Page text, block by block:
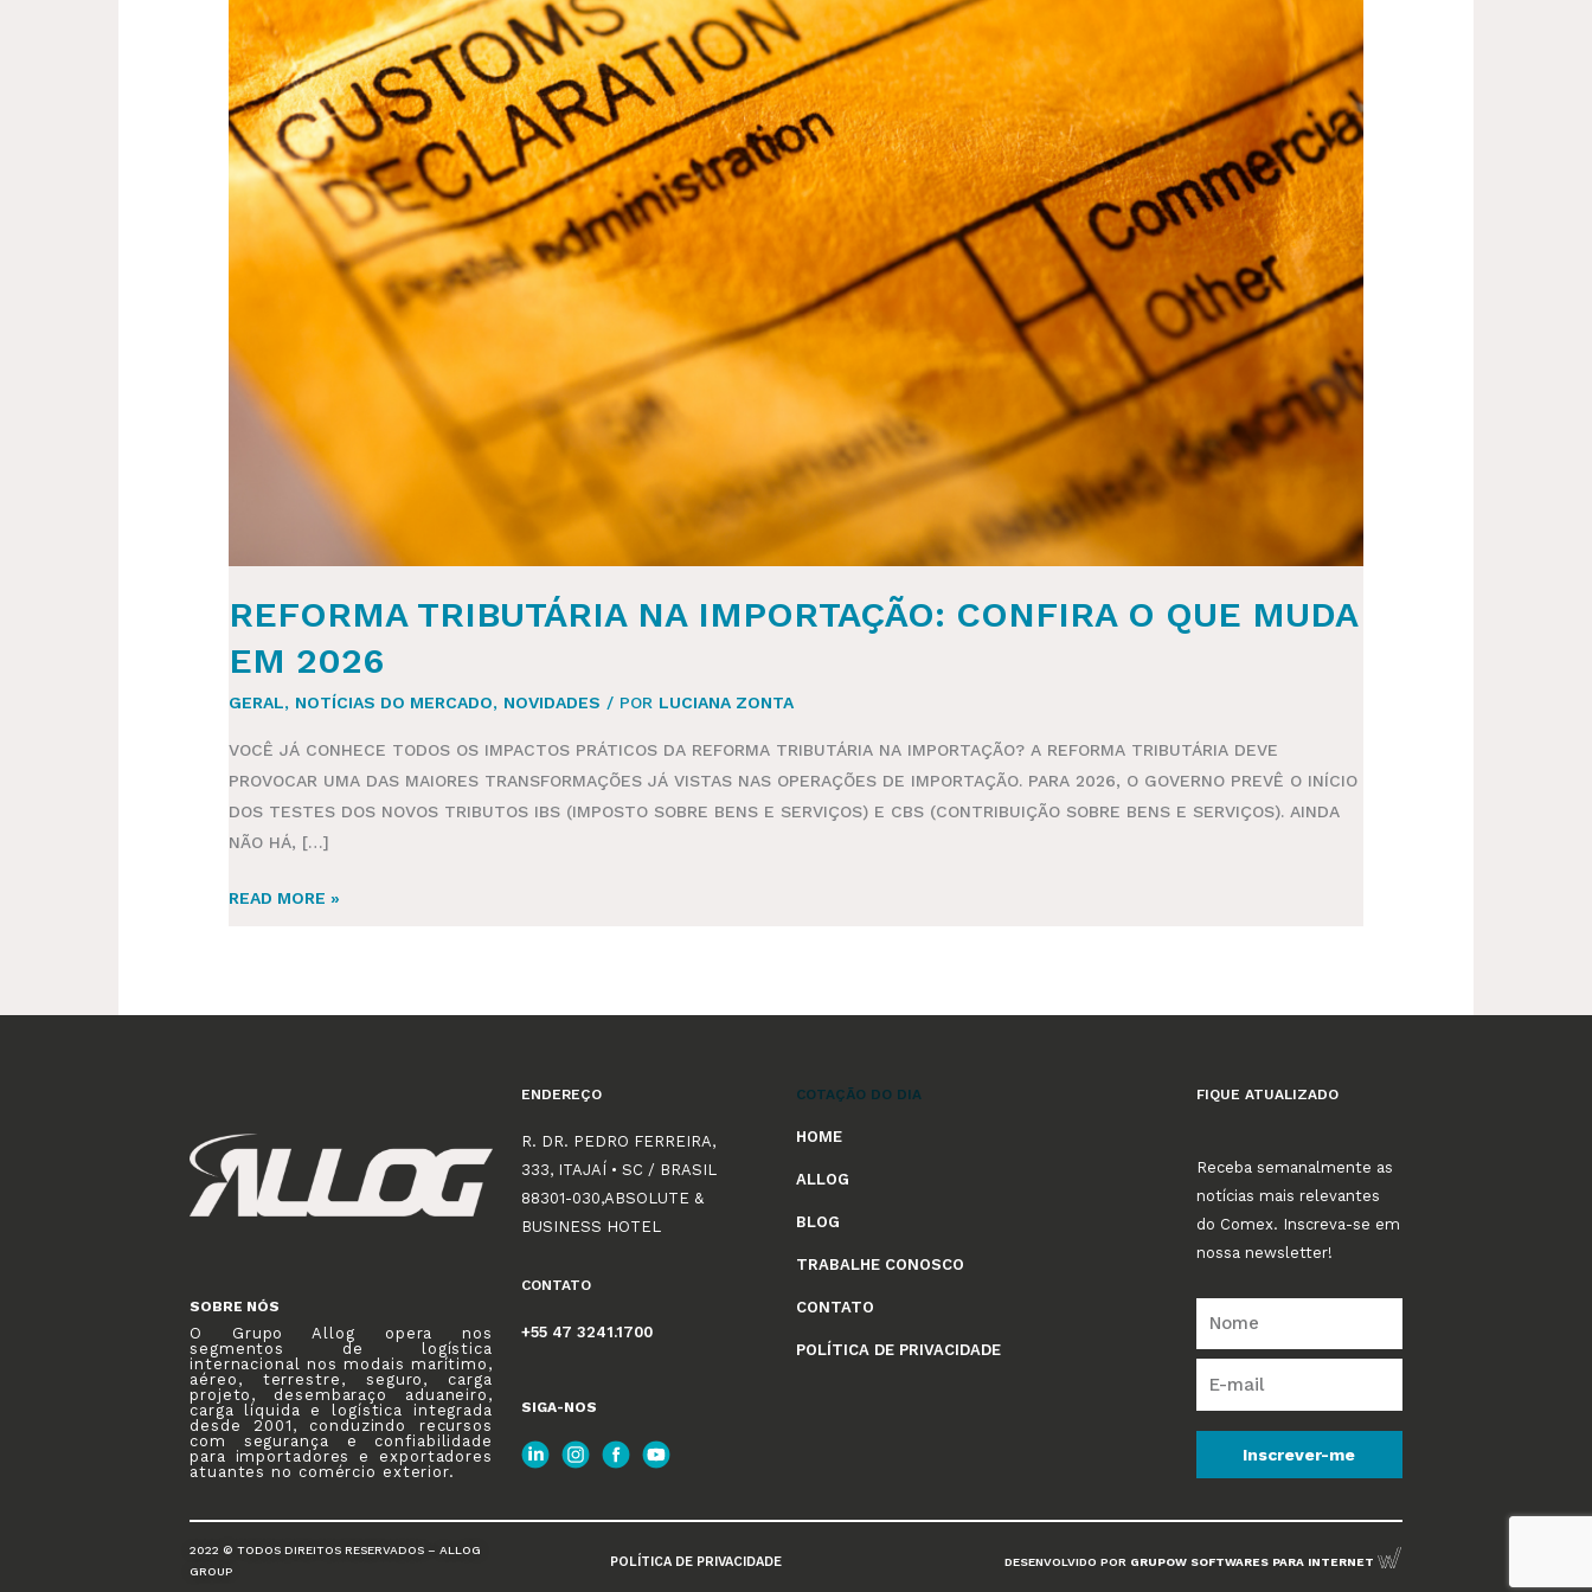
REFORMA TRIBUTÁRIA NA IMPORTAÇÃO: CONFIRA O QUE MUDA
EM 2026
GERAL, NOTÍCIAS DO MERCADO, NOVIDADES / POR LUCIANA ZONTA
VOCÊ JÁ CONHECE TODOS OS IMPACTOS PRÁTICOS DA REFORMA TRIBUTÁRIA NA IMPORTAÇÃO? A REFORMA TRIBUTÁRIA DEVE
PROVOCAR UMA DAS MAIORES TRANSFORMAÇÕES JÁ VISTAS NAS OPERAÇÕES DE IMPORTAÇÃO. PARA 2026, O GOVERNO PREVÊ O INÍCIO
DOS TESTES DOS NOVOS TRIBUTOS IBS (IMPOSTO SOBRE BENS E SERVIÇOS) E CBS (CONTRIBUIÇÃO SOBRE BENS E SERVIÇOS). AINDA
NÃO HÁ, […]
O
QUE
MUDA
EM
2026
READ MORE »
SOBRE NÓS
O Grupo Allog opera nos
segmentos de logística
internacional nos modais marítimo,
aéreo, terrestre, seguro, carga
projeto, desembaraço aduaneiro,
carga líquida e logística integrada
desde 2001, conduzindo recursos
com segurança e confiabilidade
para importadores e exportadores
atuantes no comércio exterior.
ENDEREÇO
R. DR. PEDRO FERREIRA,
333, ITAJAÍ • SC / BRASIL
88301-030,ABSOLUTE &
BUSINESS HOTEL
CONTATO
+55 47 3241.1700
SIGA-NOS
COTAÇÃO DO DIA
HOME
ALLOG
BLOG
TRABALHE CONOSCO
CONTATO
POLÍTICA DE PRIVACIDADE
FIQUE ATUALIZADO
Receba semanalmente as
notícias mais relevantes
do Comex. Inscreva-se em
nossa newsletter!
Inscrever-me
2022 © TODOS DIREITOS RESERVADOS – ALLOG
GROUP
POLÍTICA DE PRIVACIDADE DESENVOLVIDO POR GRUPOW SOFTWARES PARA INTERNET